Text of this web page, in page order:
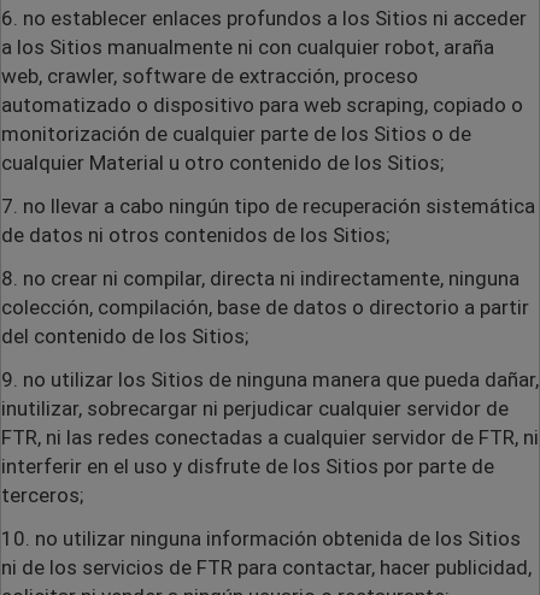
6. no establecer enlaces profundos a los Sitios ni acceder
a los Sitios manualmente ni con cualquier robot, araña
web, crawler, software de extracción, proceso
automatizado o dispositivo para web scraping, copiado o
monitorización de cualquier parte de los Sitios o de
cualquier Material u otro contenido de los Sitios;
7. no llevar a cabo ningún tipo de recuperación sistemática
de datos ni otros contenidos de los Sitios;
8. no crear ni compilar, directa ni indirectamente, ninguna
colección, compilación, base de datos o directorio a partir
del contenido de los Sitios;
9. no utilizar los Sitios de ninguna manera que pueda dañar,
inutilizar, sobrecargar ni perjudicar cualquier servidor de
FTR, ni las redes conectadas a cualquier servidor de FTR, ni
interferir en el uso y disfrute de los Sitios por parte de
terceros;
10. no utilizar ninguna información obtenida de los Sitios
ni de los servicios de FTR para contactar, hacer publicidad,